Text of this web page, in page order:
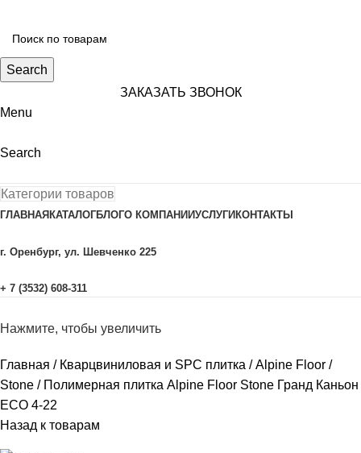
Search
ЗАКАЗАТЬ ЗВОНОК
Menu
Search
Категории товаров
ГЛАВНАЯ КАТАЛОГБЛОГО КОМПАНИИУСЛУГИ КОНТАКТЫ
г. Оренбург, ул. Шевченко 225
+ 7 (3532) 608-311
Нажмите, чтобы увеличить
Главная Кварцвиниловая и SPC плитка
Alpine Floor
Stone
Полимерная плитка Alpine Floor Stone Гранд Каньон
ЕСО 4-22
Назад к товарам